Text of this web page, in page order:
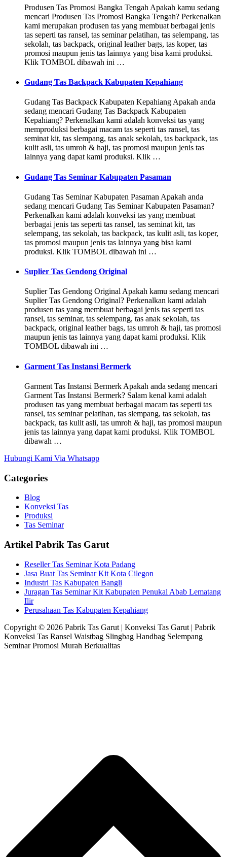
Produsen Tas Promosi Bangka Tengah Apakah kamu sedang
mencari Produsen Tas Promosi Bangka Tengah? Perkenalkan
kami merupakan produsen tas yang membuat berbagai jenis
tas seperti tas ransel, tas seminar pelatihan, tas selempang, tas
sekolah, tas backpack, original leather bags, tas koper, tas
promosi maupun jenis tas lainnya yang bisa kami produksi.
Klik TOMBOL dibawah ini …
Gudang Tas Backpack Kabupaten Kepahiang
Gudang Tas Backpack Kabupaten Kepahiang Apakah anda
sedang mencari Gudang Tas Backpack Kabupaten
Kepahiang? Perkenalkan kami adalah konveksi tas yang
memproduksi berbagai macam tas seperti tas ransel, tas
seminat kit, tas slempang, tas anak sekolah, tas backpack, tas
kulit asli, tas umroh & haji, tas promosi maupun jenis tas
lainnya yang dapat kami produksi. Klik …
Gudang Tas Seminar Kabupaten Pasaman
Gudang Tas Seminar Kabupaten Pasaman Apakah anda
sedang mencari Gudang Tas Seminar Kabupaten Pasaman?
Perkenalkan kami adalah konveksi tas yang membuat
berbagai jenis tas seperti tas ransel, tas seminat kit, tas
selempang, tas sekolah, tas backpack, tas kulit asli, tas koper,
tas promosi maupun jenis tas lainnya yang bisa kami
produksi. Klik TOMBOL dibawah ini …
Suplier Tas Gendong Original
Suplier Tas Gendong Original Apakah kamu sedang mencari
Suplier Tas Gendong Original? Perkenalkan kami adalah
produsen tas yang membuat berbagai jenis tas seperti tas
ransel, tas seminar, tas selempang, tas anak sekolah, tas
backpack, original leather bags, tas umroh & haji, tas promosi
maupun jenis tas lainnya yang dapat kami produksi. Klik
TOMBOL dibawah ini …
Garment Tas Instansi Bermerk
Garment Tas Instansi Bermerk Apakah anda sedang mencari
Garment Tas Instansi Bermerk? Salam kenal kami adalah
produsen tas yang membuat berbagai macam tas seperti tas
ransel, tas seminar pelatihan, tas slempang, tas sekolah, tas
backpack, tas kulit asli, tas umroh & haji, tas promosi maupun
jenis tas lainnya yang dapat kami produksi. Klik TOMBOL
dibawah …
Hubungi Kami Via Whatsapp
Categories
Blog
Konveksi Tas
Produksi
Tas Seminar
Artikel Pabrik Tas Garut
Reseller Tas Seminar Kota Padang
Jasa Buat Tas Seminar Kit Kota Cilegon
Industri Tas Kabupaten Bangli
Juragan Tas Seminar Kit Kabupaten Penukal Abab Lematang
Ilir
Perusahaan Tas Kabupaten Kepahiang
Copyright © 2026 Pabrik Tas Garut | Konveksi Tas Garut | Pabrik
Konveksi Tas Ransel Waistbag Slingbag Handbag Selempang
Seminar Promosi Murah Berkualitas